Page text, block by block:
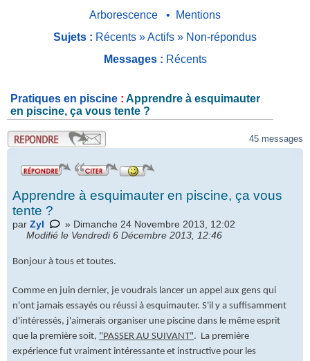
Arborescence •
Mentions
Sujets : Récents »Actifs » Non-répondus
Messages : Récents
Pratiques en piscine : Apprendre à esquimauter
en piscine, ça vous tente ?
.
45 messages
Apprendre à esquimauter en piscine, ça vous
tente ?
par Zyl
» Dimanche 24 Novembre 2013, 12:02
Modifié le Vendredi 6 Décembre 2013, 12:46
Bonjour à tous et toutes.
Comme en juin dernier, je voudrais lancer un appel aux gens qui
n'ont jamais essayés ou réussi à esquimauter. S'il y a suffisamment
d'intéressés, j'aimerais organiser une piscine dans le même esprit
que la première soit, "PASSER AU SUIVANT". La première
expérience fut vraiment intéressante et instructive pour les
par un
icône
par un
icône